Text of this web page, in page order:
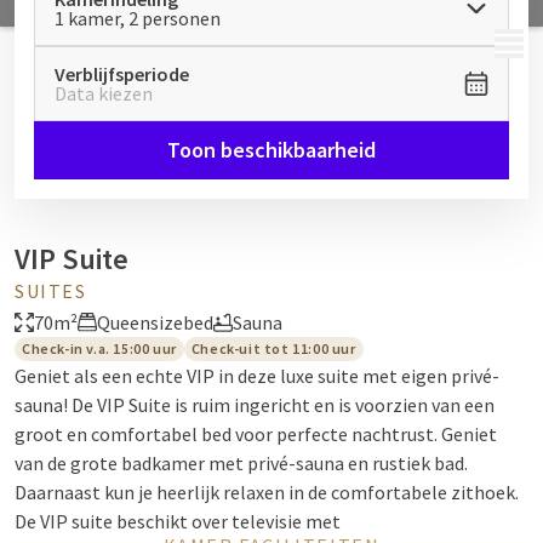
MENU
1 kamer, 2 personen
Verblijfsperiode
Data kiezen
Toon beschikbaarheid
VIP Suite
SUITES
70m²
Queensizebed Sauna
Check-in v.a. 15:00 uur Check-uit tot 11:00 uur
Geniet als een echte VIP in deze luxe suite met eigen privé-
sauna! De VIP Suite is ruim ingericht en is voorzien van een
groot en comfortabel bed voor perfecte nachtrust. Geniet
van de grote badkamer met privé-sauna en rustiek bad.
Daarnaast kun je heerlijk relaxen in de comfortabele zithoek.
De VIP suite beschikt over televisie met